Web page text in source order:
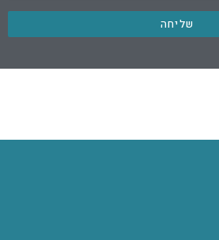
שליחה